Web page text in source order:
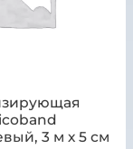
3 м х 5 см